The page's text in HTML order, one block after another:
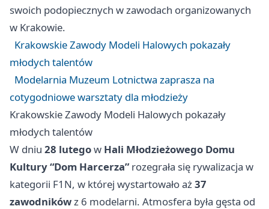
swoich podopiecznych w zawodach organizowanych
w Krakowie.
Krakowskie Zawody Modeli Halowych pokazały
młodych talentów
Modelarnia Muzeum Lotnictwa zaprasza na
cotygodniowe warsztaty dla młodzieży
Krakowskie Zawody Modeli Halowych pokazały
młodych talentów
W dniu 28 lutegow Hali Młodzieżowego Domu
Kultury “Dom Harcerza”rozegrała się rywalizacja w
kategorii F1N, w której wystartowało aż37
zawodnikówz 6 modelarni. Atmosfera była gęsta od